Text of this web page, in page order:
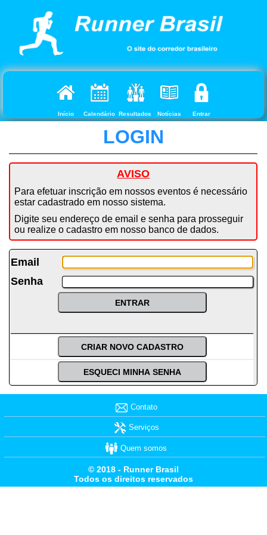
Início Calendário Resultados Notícias Entrar
LOGIN
AVISO
Para efetuar inscrição em nossos eventos é necessário
estar cadastrado em nosso sistema.
Digite seu endereço de email e senha para prosseguir
ou realize o cadastro em nosso banco de dados.
Email
Senha
Contato
Serviços
Quem somos
© 2018 - Runner Brasil
Todos os direitos reservados